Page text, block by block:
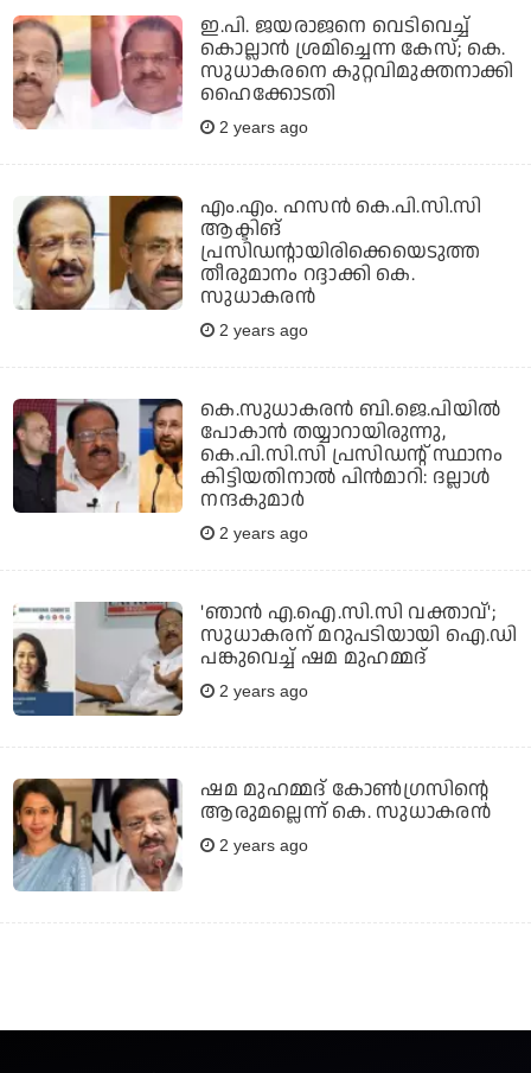
ഇ.പി. ജയരാജനെ വെടിവെച്ച്
കൊല്ലാന്‍ ശ്രമിച്ചെന്ന കേസ്; കെ.
സുധാകരനെ കുറ്റവിമുക്തനാക്കി
ഹൈക്കോടതി
2 years ago
എം.എം. ഹസന്‍ കെ.പി.സി.സി
ആക്ടിങ്
പ്രസിഡന്റായിരിക്കെയെടുത്ത
തീരുമാനം റദ്ദാക്കി കെ.
സുധാകരന്‍
2 years ago
കെ.സുധാകരന്‍ ബി.ജെ.പിയില്‍
പോകാന്‍ തയ്യാറായിരുന്നു,
കെ.പി.സി.സി പ്രസിഡന്റ് സ്ഥാനം
കിട്ടിയതിനാല്‍ പിന്‍മാറി: ദല്ലാള്‍
നന്ദകുമാര്‍
2 years ago
'ഞാൻ എ.ഐ.സി.സി വക്താവ്';
സുധാകരന് മറുപടിയായി ഐ.ഡി
പങ്കുവെച്ച് ഷമ മുഹമ്മദ്‌
2 years ago
ഷമ മുഹമ്മദ് കോൺ​ഗ്രസിന്റെ
ആരുമല്ലെന്ന് കെ. സുധാകരൻ
2 years ago